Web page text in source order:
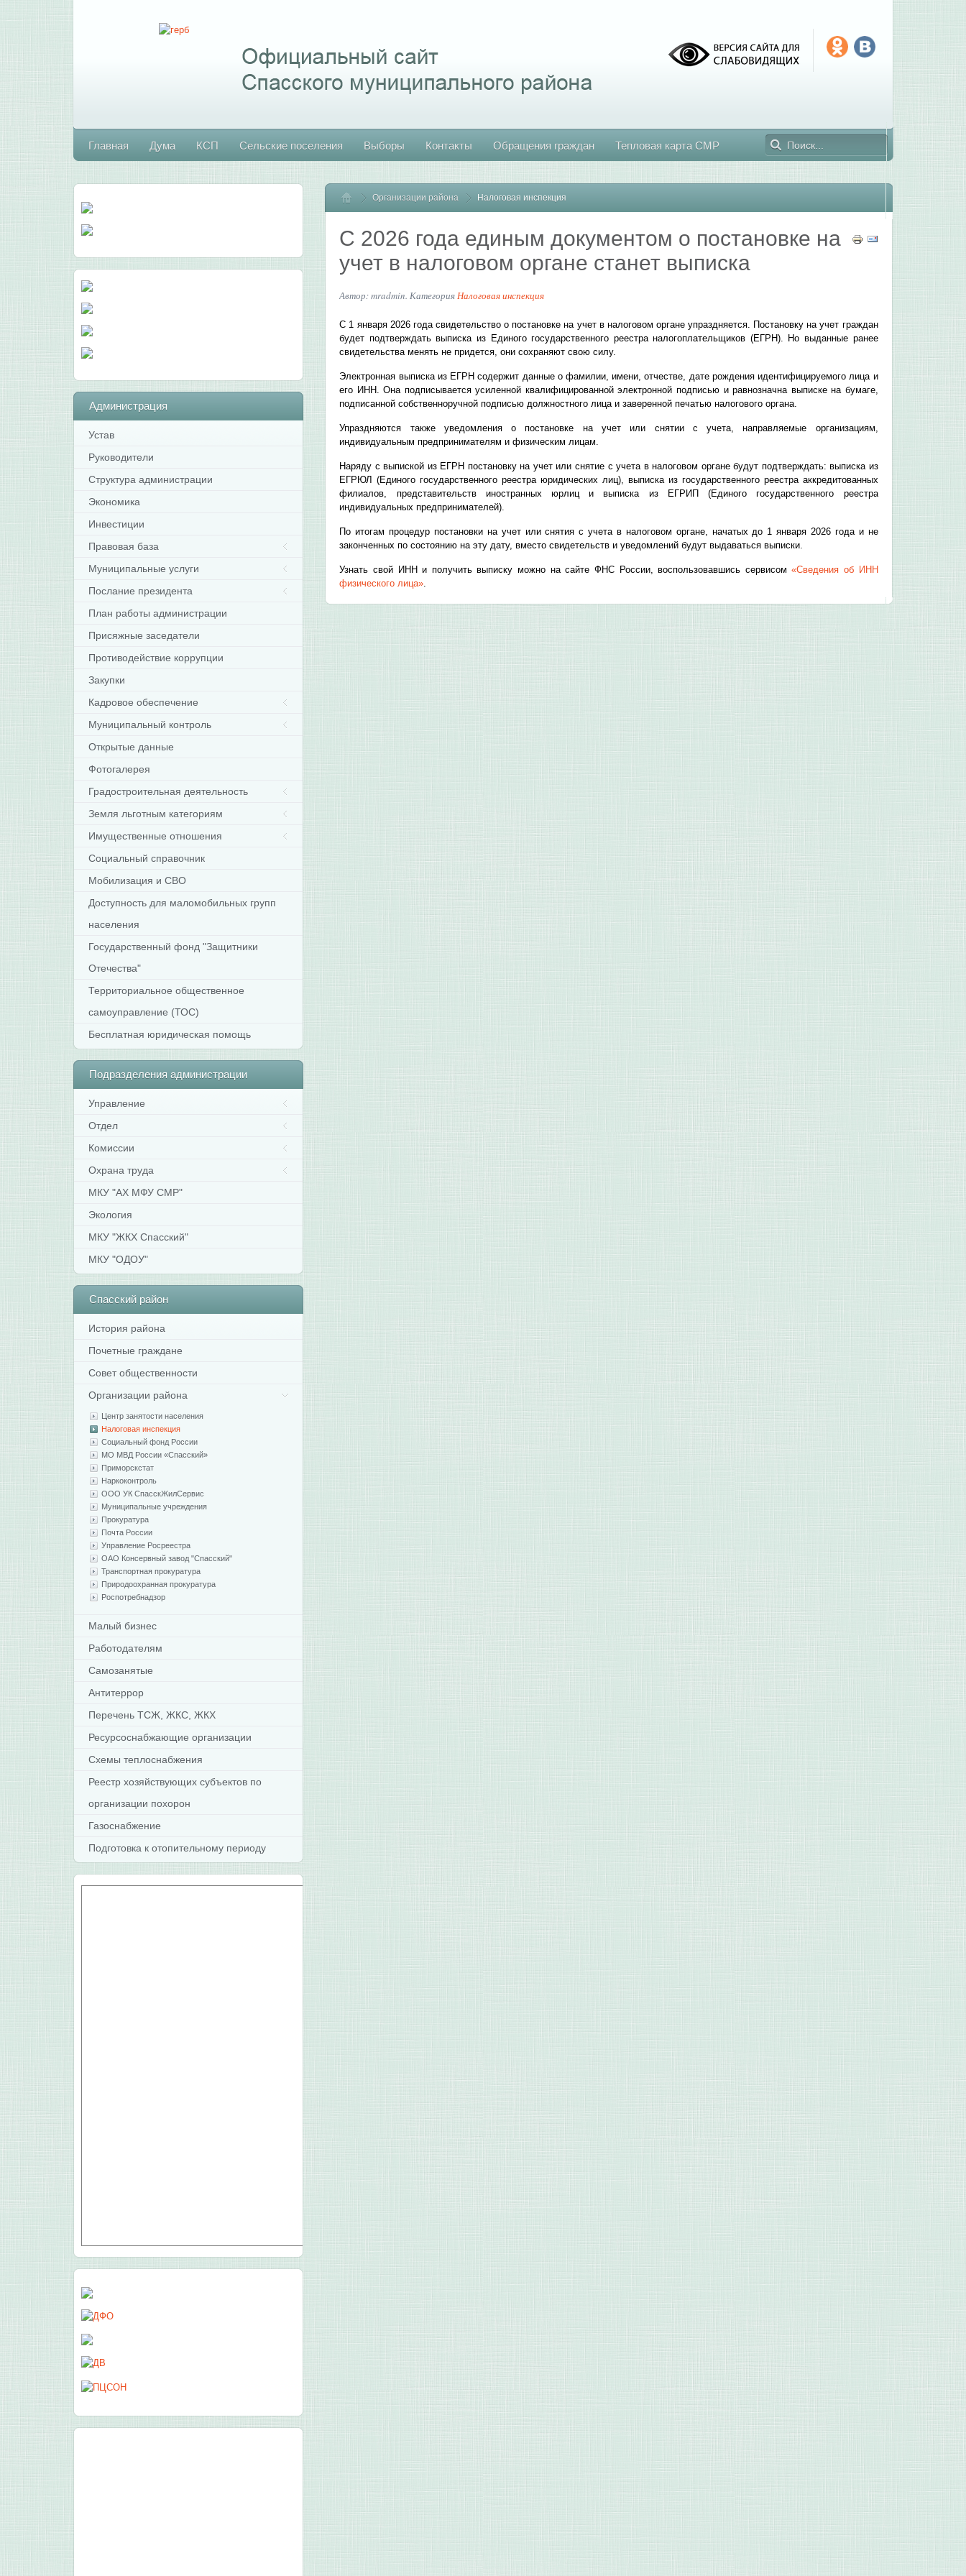
Главная Дума КСП Сельские поселения Выборы Контакты Обращения граждан Тепловая карта СМР
Главная
Организации района Налоговая инспекция
С 2026 года единым документом о постановке на
учет в налоговом органе станет выписка
Автор: mradmin. КатегорияНалоговая инспекция
С 1 января 2026 года свидетельство о постановке на учет в налоговом органе упраздняется. Постановку на учет граждан
будет подтверждать выписка из Единого государственного реестра налогоплательщиков (ЕГРН). Но выданные ранее
свидетельства менять не придется, они сохраняют свою силу.
Электронная выписка из ЕГРН содержит данные о фамилии, имени, отчестве, дате рождения идентифицируемого лица и
его ИНН. Она подписывается усиленной квалифицированной электронной подписью и равнозначна выписке на бумаге,
подписанной собственноручной подписью должностного лица и заверенной печатью налогового органа.
Упраздняются также уведомления о постановке на учет или снятии с учета, направляемые организациям,
индивидуальным предпринимателям и физическим лицам.
Наряду с выпиской из ЕГРН постановку на учет или снятие с учета в налоговом органе будут подтверждать: выписка из
ЕГРЮЛ (Единого государственного реестра юридических лиц), выписка из государственного реестра аккредитованных
филиалов, представительств иностранных юрлиц и выписка из ЕГРИП (Единого государственного реестра
индивидуальных предпринимателей).
По итогам процедур постановки на учет или снятия с учета в налоговом органе, начатых до 1 января 2026 года и не
законченных по состоянию на эту дату, вместо свидетельств и уведомлений будут выдаваться выписки.
Узнать свой ИНН и получить выписку можно на сайте ФНС России, воспользовавшись сервисом«Сведения об ИНН
физического лица».
Администрация
Устав
Руководители
Структура администрации
Экономика
Инвестиции
Правовая база
Муниципальные услуги
Послание президента
План работы администрации
Присяжные заседатели
Противодействие коррупции
Закупки
Кадровое обеспечение
Муниципальный контроль
Открытые данные
Фотогалерея
Градостроительная деятельность
Земля льготным категориям
Имущественные отношения
Социальный справочник
Мобилизация и СВО
Доступность для маломобильных групп
населения
Государственный фонд "Защитники
Отечества"
Территориальное общественное
самоуправление (ТОС)
Бесплатная юридическая помощь
Подразделения администрации
Управление
Отдел
Комиссии
Охрана труда
МКУ "АХ МФУ СМР"
Экология
МКУ "ЖКХ Спасский"
МКУ "ОДОУ"
Спасский район
История района
Почетные граждане
Совет общественности
Организации района
Центр занятости населения
Налоговая инспекция
Социальный фонд России
МО МВД России «Спасский»
Приморскстат
Наркоконтроль
ООО УК СпасскЖилСервис
Муниципальные учреждения
Прокуратура
Почта России
Управление Росреестра
ОАО Консервный завод "Спасский"
Транспортная прокуратура
Природоохранная прокуратура
Роспотребнадзор
Малый бизнес
Работодателям
Самозанятые
Антитеррор
Перечень ТСЖ, ЖКС, ЖКХ
Ресурсоснабжающие организации
Схемы теплоснабжения
Реестр хозяйствующих субъектов по
организации похорон
Газоснабжение
Подготовка к отопительному периоду